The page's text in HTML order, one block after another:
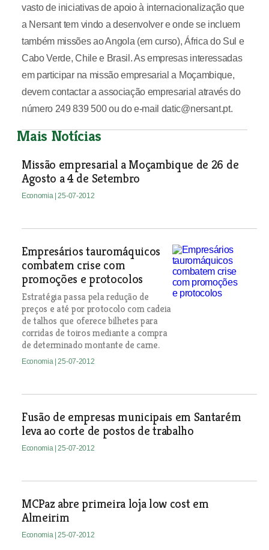
vasto de iniciativas de apoio à internacionalização que
a Nersant tem vindo a desenvolver e onde se incluem
também missões ao Angola (em curso), África do Sul e
Cabo Verde, Chile e Brasil. As empresas interessadas
em participar na missão empresarial a Moçambique,
devem contactar a associação empresarial através do
número 249 839 500 ou do e-mail datic@nersant.pt.
Mais Notícias
Missão empresarial a Moçambique de 26 de
Agosto a 4 de Setembro
Economia | 25-07-2012
Empresários tauromáquicos
combatem crise com
promoções e protocolos
Estratégia passa pela redução de
preços e até por protocolo com cadeia
de talhos que oferece bilhetes para
corridas de toiros mediante a compra
de determinado montante de carne.
Economia | 25-07-2012
Fusão de empresas municipais em Santarém
leva ao corte de postos de trabalho
Economia | 25-07-2012
MCPaz abre primeira loja low cost em
Almeirim
Economia | 25-07-2012